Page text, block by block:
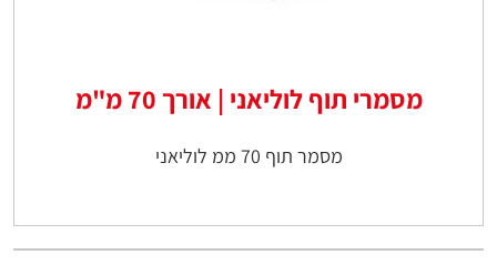
מסמרי תוף לוליאני | אורך 70 מ"מ
מסמר תוף 70 ממ לוליאני